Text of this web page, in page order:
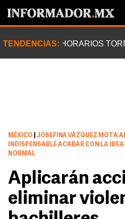
TENDENCIAS: HORARIOS
MÉXICO
JOSEFINA VÁZQUEZ MOTA
INDISPENSABLE ACABAR CON LA
NORMAL
Aplicarán
eliminar